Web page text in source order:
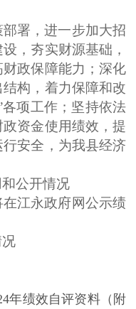
署，进一步加大招
，夯实财源基础，
政保障能力；深化
构，着力保障和改
各项工作；坚持依法
资金使用绩效，提
安全，为我县经济
公开情况
江永政府网公示绩
年绩效自评资料（附